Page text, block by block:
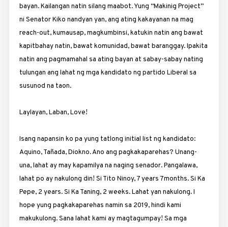
bayan. Kailangan natin silang maabot. Yung “Makinig Project”
ni Senator Kiko nandyan yan, ang ating kakayanan na mag
reach-out, kumausap, magkumbinsi, katukin natin ang bawat
kapitbahay natin, bawat komunidad, bawat baranggay. Ipakita
natin ang pagmamahal sa ating bayan at sabay-sabay nating
tulungan ang lahat ng mga kandidato ng partido Liberal sa
susunod na taon.
Laylayan, Laban, Love!
Isang napansin ko pa yung tatlong initial list ng kandidato:
Aquino, Tañada, Diokno. Ano ang pagkakaparehas? Unang-
una, lahat ay may kapamilya na naging senador. Pangalawa,
lahat po ay nakulong din! Si Tito Ninoy, 7 years 7months. Si Ka
Pepe, 2 years. Si Ka Taning, 2 weeks. Lahat yan nakulong. I
hope yung pagkakaparehas namin sa 2019, hindi kami
makukulong. Sana lahat kami ay magtagumpay! Sa mga